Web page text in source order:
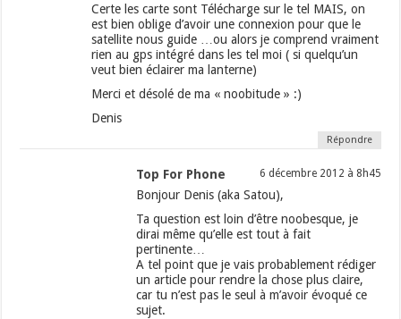
Certe les carte sont Télécharge sur le tel MAIS, on
est bien oblige d’avoir une connexion pour que le
satellite nous guide …ou alors je comprend vraiment
rien au gps intégré dans les tel moi ( si quelqu’un
veut bien éclairer ma lanterne)
Merci et désolé de ma « noobitude » :)
Denis
Répondre
Top For Phone 6 décembre 2012 à 8h45
Bonjour Denis (aka Satou),
Ta question est loin d’être noobesque, je
dirai même qu’elle est tout à fait
pertinente…
A tel point que je vais probablement rédiger
un article pour rendre la chose plus claire,
car tu n’est pas le seul à m’avoir évoqué ce
sujet.